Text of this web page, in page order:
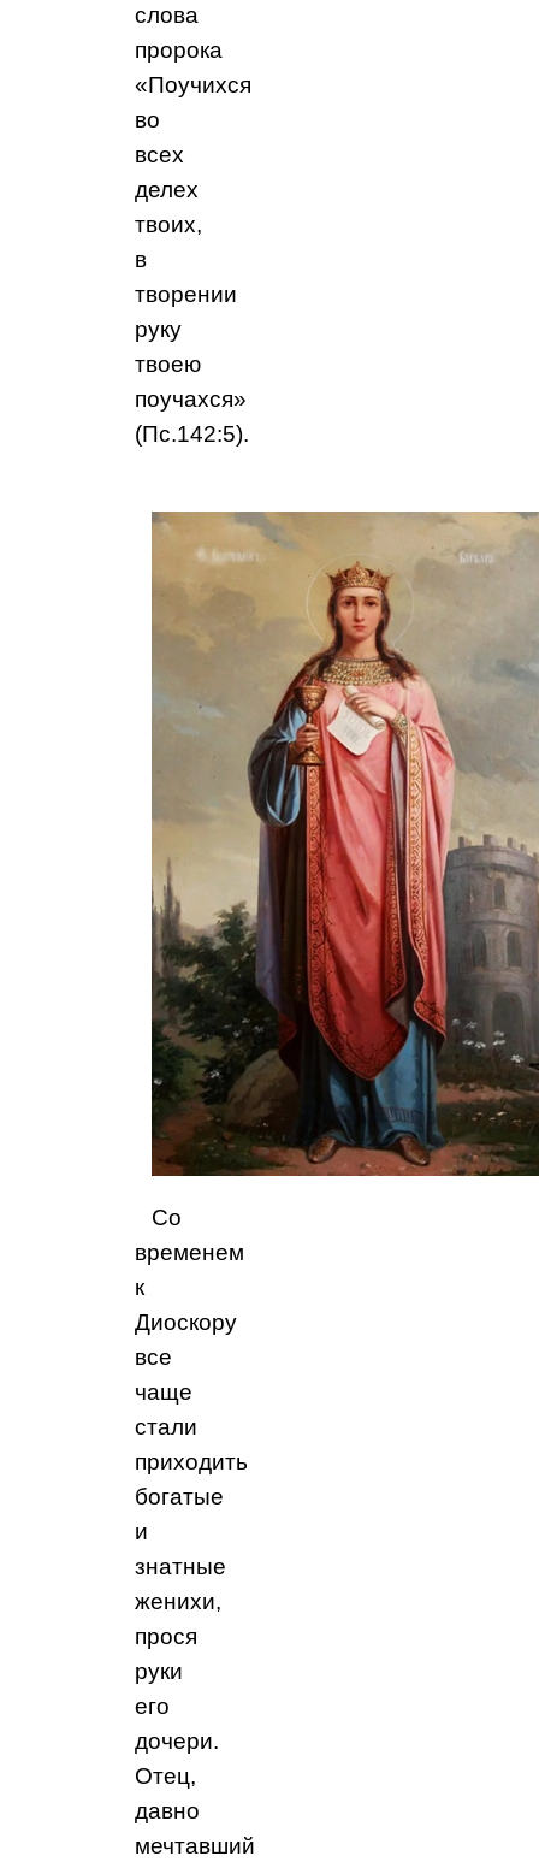
слова
пророка
«Поучихся
во
всех
делех
твоих,
в
творении
руку
твоею
поучахся»
(Пс.142:5).
Со
временем
к
Диоскору
все
чаще
стали
приходить
богатые
и
знатные
женихи,
прося
руки
его
дочери.
Отец,
давно
мечтавший